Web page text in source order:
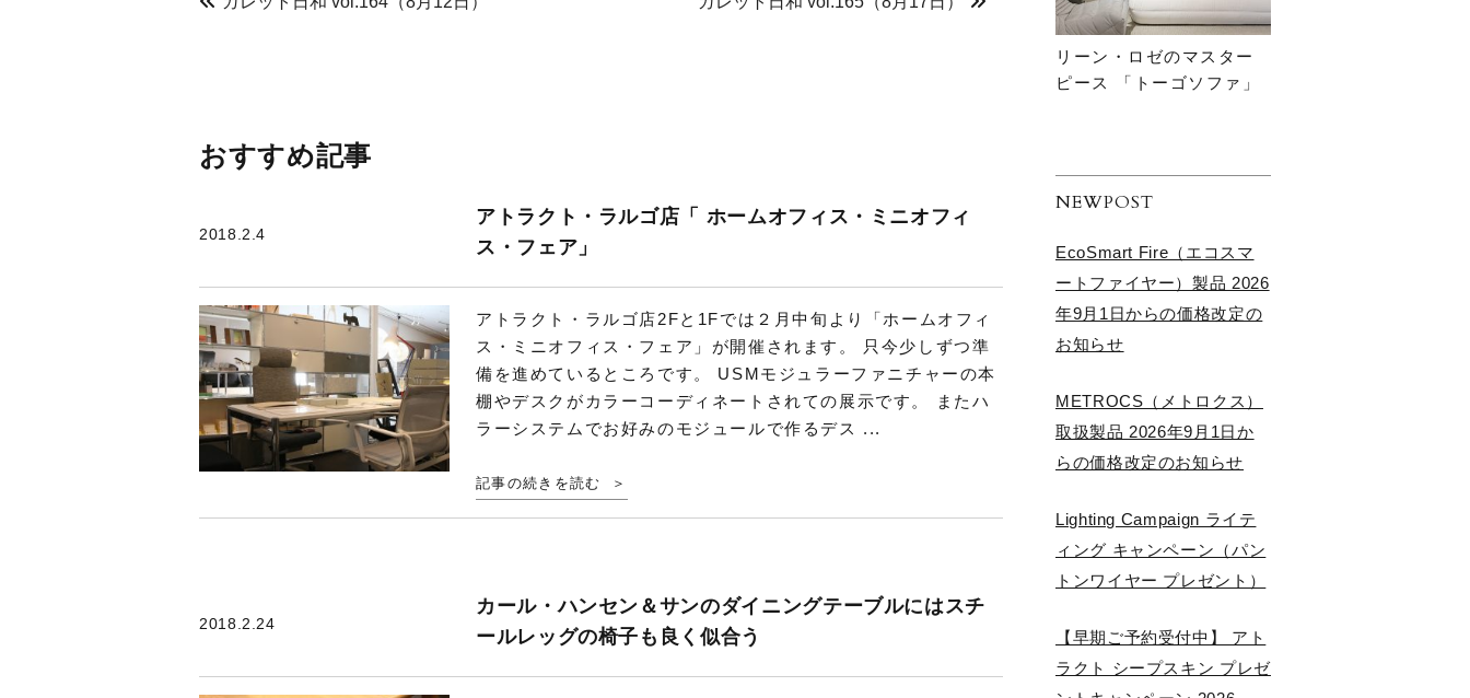
ッ
し
い
ウ
ウ
で
す
)
新
き
ま
す
有
で
開
き
おすすめ記事
2018.2.4
アトラクト・ラルゴ店「 ホームオフィス・ミニオフィ
ス・フェア」
アトラクト・ラルゴ店2Fと1Fでは２月中旬より「ホームオフィ
ス・ミニオフィス・フェア」が開催されます。 只今少しずつ準
備を進めているところです。 USMモジュラーファニチャーの本
棚やデスクがカラーコーディネートされての展示です。 またハ
ラーシステムでお好みのモジュールで作るデス ...
記事の続きを読む
2018.2.24
カール・ハンセン＆サンのダイニングテーブルにはスチ
ールレッグの椅子も良く似合う
リーン・ロゼのマスター
ピース 「トーゴソファ」
NEWPOST
EcoSmart Fire（エコスマ
ートファイヤー）製品 2026
年9月1日からの価格改定の
お知らせ
METROCS（メトロクス）
取扱製品 2026年9月1日か
らの価格改定のお知らせ
Lighting Campaign ライテ
ィング キャンペーン（パン
トンワイヤー プレゼント）
【早期ご予約受付中】 アト
ラクト シープスキン プレゼ